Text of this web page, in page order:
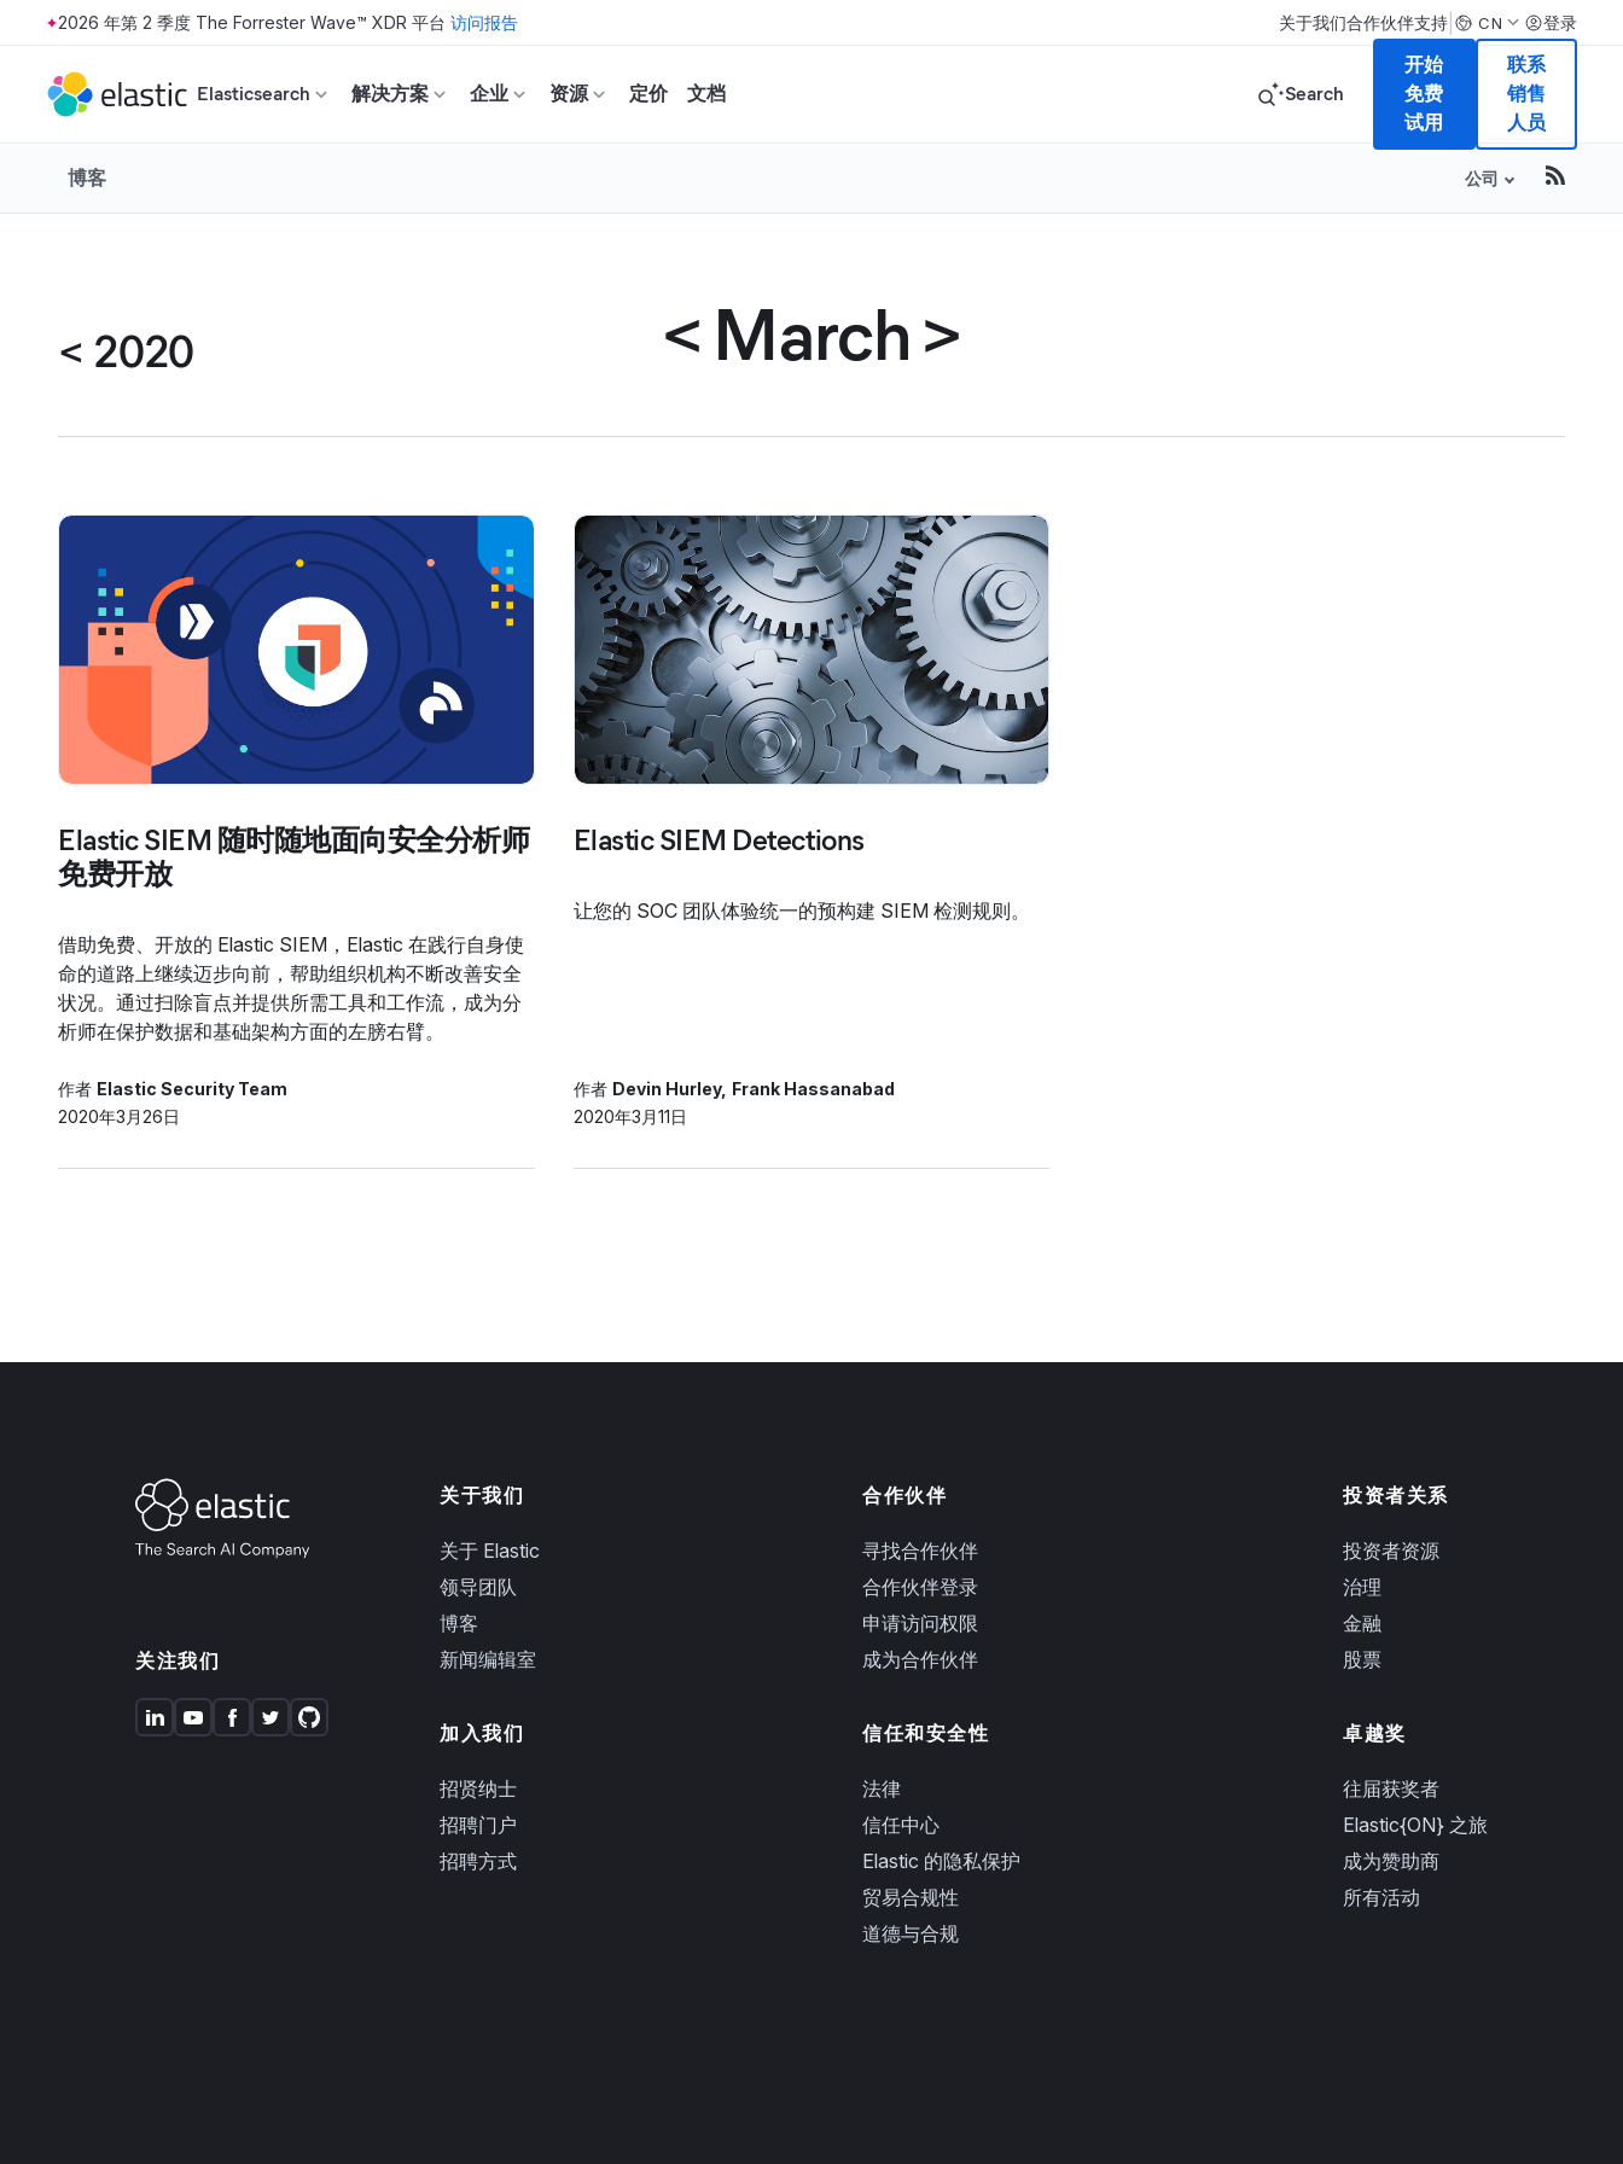
Skip to main content
2026 年第 2 季度 The Forrester Wave™ XDR 平台 访问报告 关于我们合作伙伴支持 CN 登录
Elasticsearch 解决方案 企业 资源 定价 文档 Search
开始
免费
试用
联系
销售
人员
博客 公司
< 2020 < March>
Elastic SIEM 随时随地面向安全分析师
免费开放
借助免费、开放的 Elastic SIEM，Elastic 在践行自身使
命的道路上继续迈步向前，帮助组织机构不断改善安全
状况。通过扫除盲点并提供所需工具和工作流，成为分
析师在保护数据和基础架构方面的左膀右臂。
作者 Elastic Security Team
2020年3月26日
Elastic SIEM Detections
让您的 SOC 团队体验统一的预构建 SIEM 检测规则。
作者 Devin Hurley
Frank Hassanabad
2020年3月11日
关注我们
关于我们
关于 Elastic
领导团队
博客
新闻编辑室
加入我们
招贤纳士
招聘门户
招聘方式
合作伙伴
寻找合作伙伴
合作伙伴登录
申请访问权限
成为合作伙伴
信任和安全性
法律
信任中心
Elastic 的隐私保护
贸易合规性
道德与合规
投资者关系
投资者资源
治理
金融
股票
卓越奖
往届获奖者
Elastic{ON} 之旅
成为赞助商
所有活动